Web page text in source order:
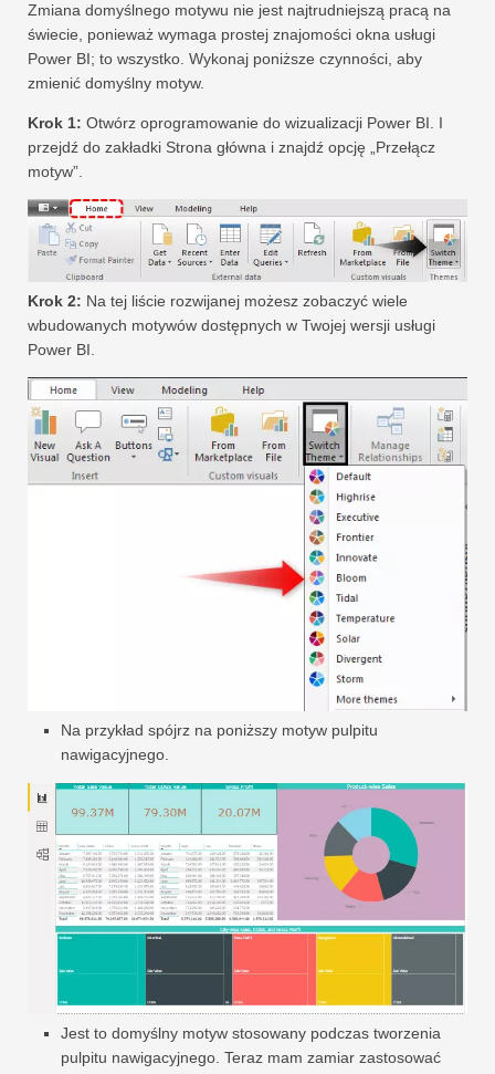
Zmiana domyślnego motywu nie jest najtrudniejszą pracą na
świecie, ponieważ wymaga prostej znajomości okna usługi
Power BI; to wszystko. Wykonaj poniższe czynności, aby
zmienić domyślny motyw.
Krok 1: Otwórz oprogramowanie do wizualizacji Power BI. I
przejdź do zakładki Strona główna i znajdź opcję „Przełącz
motyw”.
Krok 2: Na tej liście rozwijanej możesz zobaczyć wiele
wbudowanych motywów dostępnych w Twojej wersji usługi
Power BI.
Na przykład spójrz na poniższy motyw pulpitu
nawigacyjnego.
Jest to domyślny motyw stosowany podczas tworzenia
pulpitu nawigacyjnego. Teraz mam zamiar zastosować